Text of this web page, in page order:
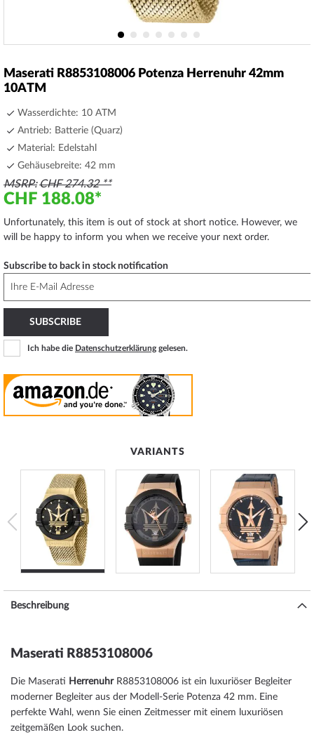
the
beginning
images
gallery
Maserati R8853108006 Potenza Herrenuhr 42mm
10ATM
Wasserdichte: 10 ATM
Antrieb: Batterie (Quarz)
Material: Edelstahl
Gehäusebreite: 42 mm
MSRP CHF 274.32
CHF 188.08
Unfortunately, this item is out of stock at short notice. However, we
will be happy to inform you when we receive your next order.
Subscribe to back in stock notification
SUBSCRIBE
Ich habe die Datenschutzerklärung gelesen.
VARIANTS
Beschreibung
Maserati R8853108006
Die Maserati HerrenuhrR8853108006 ist ein luxuriöser Begleiter
moderner Begleiter aus der Modell-Serie Potenza 42 mm. Eine
perfekte Wahl, wenn Sie einen Zeitmesser mit einem luxuriösen
zeitgemäßen Look suchen.